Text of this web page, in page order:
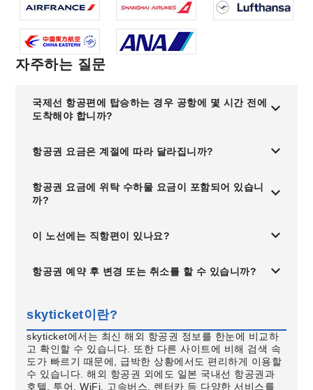
자주하는 질문
국제선 항공편에 탑승하는 경우 공항에 몇 시간 전에
도착해야 합니까?
항공권 요금은 계절에 따라 달라집니까?
항공권 요금에 위탁 수하물 요금이 포함되어 있습니
까?
이 노선에는 직항편이 있나요?
항공권 예약 후 변경 또는 취소를 할 수 있습니까?
skyticket이란?
skyticket에서는 최신 해외 항공권 정보를 한눈에 비교하
고 확인할 수 있습니다. 또한 다른 사이트에 비해 검색 속
도가 빠르기 때문에, 급박한 상황에서도 편리하게 이용할
수 있습니다. 해외 항공권 외에도 일본 국내선 항공권과
호텔, 투어, WiFi, 고속버스, 렌터카 등 다양한 서비스를